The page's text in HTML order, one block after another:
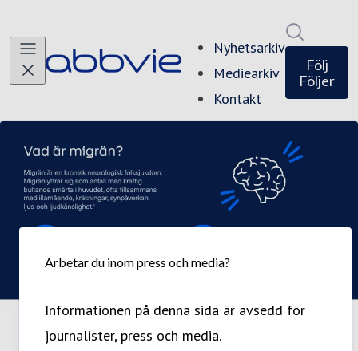
Arbetar du inom press och media?
Informationen på denna sida är avsedd för
journalister, press och media.
Nyhetsarkiv
Mediearkiv
Kontakt
Följ
Följer